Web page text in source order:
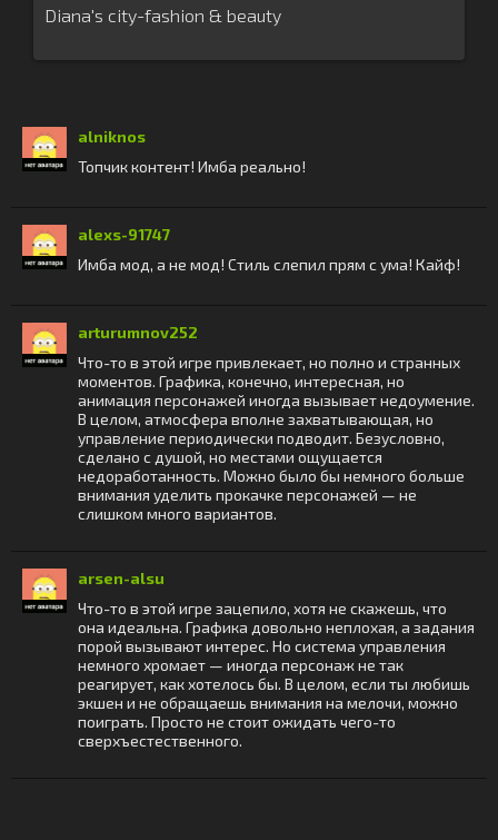
Diana's city-fashion & beauty
alniknos
Топчик контент! Имба реально!
alexs-91747
Имба мод, а не мод! Стиль слепил прям с ума! Кайф!
arturumnov252
Что-то в этой игре привлекает, но полно и странных
моментов. Графика, конечно, интересная, но
анимация персонажей иногда вызывает недоумение.
В целом, атмосфера вполне захватывающая, но
управление периодически подводит. Безусловно,
сделано с душой, но местами ощущается
недоработанность. Можно было бы немного больше
внимания уделить прокачке персонажей — не
слишком много вариантов.
arsen-alsu
Что-то в этой игре зацепило, хотя не скажешь, что
она идеальна. Графика довольно неплохая, а задания
порой вызывают интерес. Но система управления
немного хромает — иногда персонаж не так
реагирует, как хотелось бы. В целом, если ты любишь
экшен и не обращаешь внимания на мелочи, можно
поиграть. Просто не стоит ожидать чего-то
сверхъестественного.